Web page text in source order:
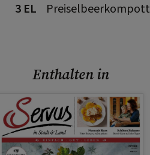
3 EL
Preiselbeerkompott
Enthalten in